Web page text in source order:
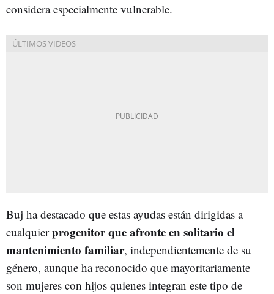
considera especialmente vulnerable.
Buj ha destacado que estas ayudas están dirigidas a
cualquierprogenitor que afronte en solitario el
mantenimiento familiar, independientemente de su
género, aunque ha reconocido que mayoritariamente
son mujeres con hijos quienes integran este tipo de